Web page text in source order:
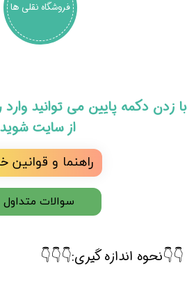
فروشگاه نقلی ها
​​با زدن دکمه پایین می توانید وارد
از سایت شوید
راهنما و قوانین
👇👇نحوه اندازه گیری:👇👇👇
سوالات متداول